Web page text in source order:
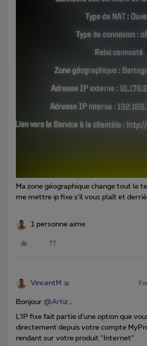
Ma zone géographique change tout le
me mettre ip fixe s’il vous plaît et
1 personne aime
VincentM
Bonjour ​ @Artiz ,
L’IP fixe fait partie d’une option que
directement depuis votre compte
rendant sur votre produit “Internet”